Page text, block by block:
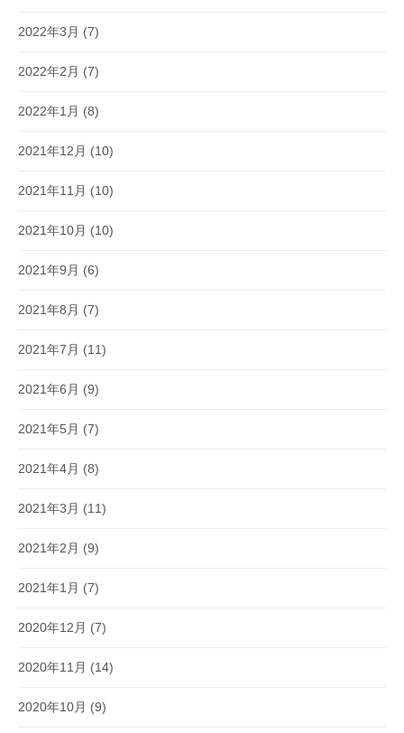
2022年3月 (7)
2022年2月 (7)
2022年1月 (8)
2021年12月 (10)
2021年11月 (10)
2021年10月 (10)
2021年9月 (6)
2021年8月 (7)
2021年7月 (11)
2021年6月 (9)
2021年5月 (7)
2021年4月 (8)
2021年3月 (11)
2021年2月 (9)
2021年1月 (7)
2020年12月 (7)
2020年11月 (14)
2020年10月 (9)